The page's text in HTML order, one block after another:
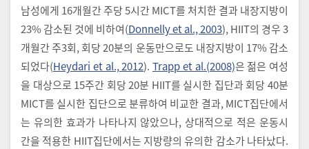
남성에게 16개월간 주당 5시간 MICT를 처치한 결과 내장지방이
23% 감소된 것에 비하여(Donnelly et al., 2003), HIIT의 경우 3
개월간 주3회, 회당 20분의 운동만으로도 내장지방이 17% 감소
되었다(Heydari et al., 2012). Trapp et al.(2008)은 젊은 여성
을 대상으로 15주간 회당 20분 HIIT를 실시한 집단과 회당 40분
MICT를 실시한 집단으로 분류하여 비교한 결과, MICT집단에서
는 유의한 효과가 나타나지 않았으나, 상대적으로 적은 운동시
간을 적용한 HIIT집단에서는 지방량의 유의한 감소가 나타났다.